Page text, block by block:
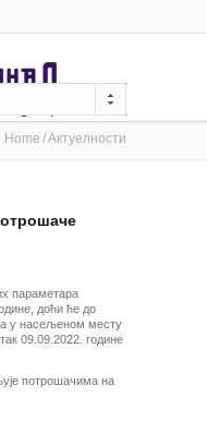
Home Актуелности
параметара
доћи ће до
у насељеном месту
09.09.2022. године
потрошачима на